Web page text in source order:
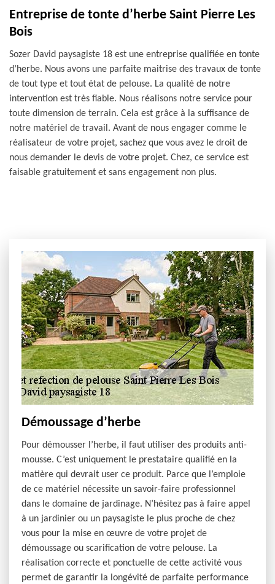
Entreprise de tonte d’herbe Saint Pierre Les
Bois
Sozer David paysagiste 18 est une entreprise qualifiée en tonte
d’herbe. Nous avons une parfaite maitrise des travaux de tonte
de tout type et tout état de pelouse. La qualité de notre
intervention est très fiable. Nous réalisons notre service pour
toute dimension de terrain. Cela est grâce à la suffisance de
notre matériel de travail. Avant de nous engager comme le
réalisateur de votre projet, sachez que vous avez le droit de
nous demander le devis de votre projet. Chez, ce service est
faisable gratuitement et sans engagement non plus.
Démoussage d’herbe
Pour démousser l’herbe, il faut utiliser des produits anti-
mousse. C’est uniquement le prestataire qualifié en la
matière qui devrait user ce produit. Parce que l’emploie
de ce matériel nécessite un savoir-faire professionnel
dans le domaine de jardinage. N’hésitez pas à faire appel
à un jardinier ou un paysagiste le plus proche de chez
vous pour la mise en œuvre de votre projet de
démoussage ou scarification de votre pelouse. La
réalisation correcte et ponctuelle de cette activité vous
permet de garantir la longévité de parfaite performance